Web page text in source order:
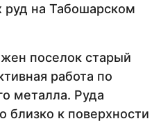
руд на Табошарском
поселок старый
работа по
металла. Руда
близко к поверхности